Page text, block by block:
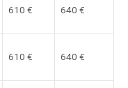
610 € 640 €
610 € 640 €